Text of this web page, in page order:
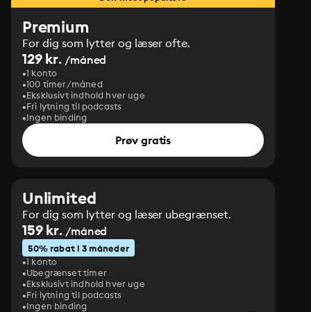
Premium
For dig som lytter og læser ofte.
129 kr. /måned
1 konto
100 timer/måned
Eksklusivt indhold hver uge
Fri lytning til podcasts
Ingen binding
Prøv gratis
Unlimited
For dig som lytter og læser ubegrænset.
159 kr. /måned
50% rabat i 3 måneder
1 konto
Ubegrænset timer
Eksklusivt indhold hver uge
Fri lytning til podcasts
Ingen binding